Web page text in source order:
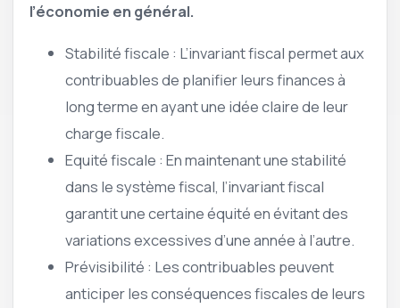
l’économie en général.
Stabilité fiscale : L’invariant fiscal permet aux
contribuables de planifier leurs finances à
long terme en ayant une idée claire de leur
charge fiscale.
Equité fiscale : En maintenant une stabilité
dans le système fiscal, l’invariant fiscal
garantit une certaine équité en évitant des
variations excessives d’une année à l’autre.
Prévisibilité : Les contribuables peuvent
anticiper les conséquences fiscales de leurs